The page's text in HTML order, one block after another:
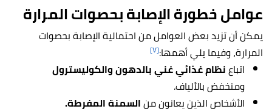
عوامل خطورة الإصابة بحصوات المرارة
يمكن أن تزيد بعض العوامل من احتمالية الإصابة بحصوات
المرارة، وفيما يلي أهمها:[٧]
اتباعنظام غذائي غني بالدهون والكوليسترول
ومنخفض بالألياف.
الأشخاص الذين يعانون منالسمنة المفرطة.